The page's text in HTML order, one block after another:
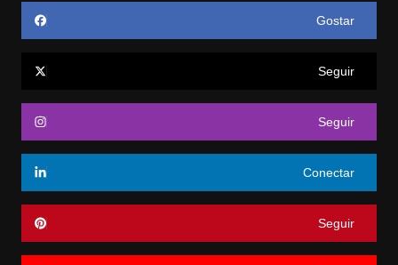
Gostar
Seguir
Seguir
Conectar
Seguir